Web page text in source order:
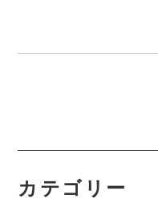
カテゴリー